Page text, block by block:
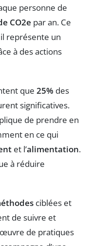
personne de
CO2e par an. Ce
représente un
à des actions
que 25% des
significatives.
de prendre en
en ce qui
et l’alimentation.
à réduire
ciblées et
de suivre et
œuvre de pratiques